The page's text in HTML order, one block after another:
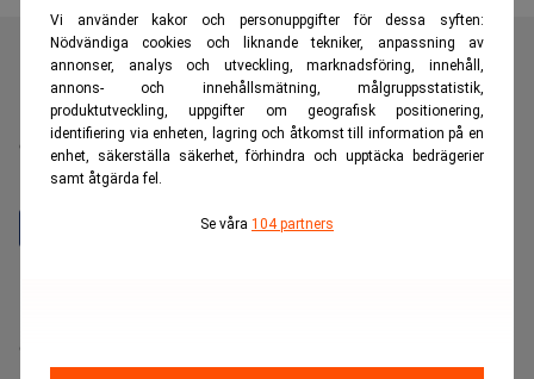
Vi använder kakor och personuppgifter för dessa syften:
Nödvändiga cookies och liknande tekniker, anpassning av
annonser, analys och utveckling, marknadsföring, innehåll,
annons- och innehållsmätning, målgruppsstatistik,
produktutveckling, uppgifter om geografisk positionering,
identifiering via enheten, lagring och åtkomst till information på en
enhet, säkerställa säkerhet, förhindra och upptäcka bedrägerier
samt åtgärda fel.
Se våra 104 partners
Realtid är en oberoende och kostnadsfri nyhetskanal för
dig som vill fördjupa dig inom finans- och
näringslivsnyheter.
Cookiepolicy